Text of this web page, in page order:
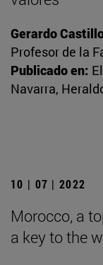
Gerardo
Profesor de la
Publicado en:
Navarra,
10 | 07 | 2022
Morocco, a
a key to the